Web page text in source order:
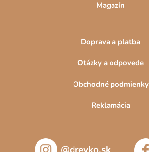
Magazín
Doprava a platba
Otázky a odpovede
Obchodné podmienky
Reklamácia